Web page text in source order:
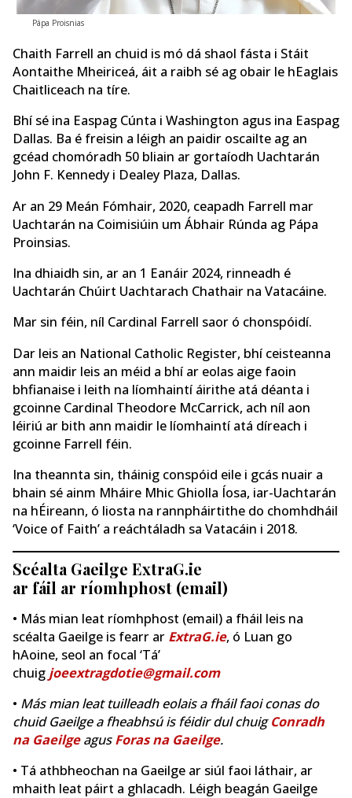
Pápa Proisnias
Chaith Farrell an chuid is mó dá shaol fásta i Stáit
Aontaithe Mheiriceá, áit a raibh sé ag obair le hEaglais
Chaitliceach na tíre.
Bhí sé ina Easpag Cúnta i Washington agus ina Easpag
Dallas. Ba é freisin a léigh an paidir oscailte ag an
gcéad chomóradh 50 bliain ar gortaíodh Uachtarán
John F. Kennedy i Dealey Plaza, Dallas.
Ar an 29 Meán Fómhair, 2020, ceapadh Farrell mar
Uachtarán na Coimisiúin um Ábhair Rúnda ag Pápa
Proinsias.
Ina dhiaidh sin, ar an 1 Eanáir 2024, rinneadh é
Uachtarán Chúirt Uachtarach Chathair na Vatacáine.
Mar sin féin, níl Cardinal Farrell saor ó chonspóidí.
Dar leis an National Catholic Register, bhí ceisteanna
ann maidir leis an méid a bhí ar eolas aige faoin
bhfianaise i leith na líomhaintí áirithe atá déanta i
gcoinne Cardinal Theodore McCarrick, ach níl aon
léiriú ar bith ann maidir le líomhaintí atá díreach i
gcoinne Farrell féin.
Ina theannta sin, tháinig conspóid eile i gcás nuair a
bhain sé ainm Mháire Mhic Ghiolla Íosa, iar-Uachtarán
na hÉireann, ó liosta na rannpháirtithe do chomhdháil
‘Voice of Faith’ a reáchtáladh sa Vatacáin i 2018.
Scéalta Gaeilge ExtraG.ie
ar fáil ar ríomhphost (email)
• Más mian leat ríomhphost (email) a fháil leis na
scéalta Gaeilge is fearr ar ExtraG.ie, ó Luan go
hAoine, seol an focal ‘Tá’
chuig joeextragdotie@gmail.com
• Más mian leat tuilleadh eolais a fháil faoi conas do
chuid Gaeilge a fheabhsú is féidir dul chuigConradh
na GaeilgeagusForas na Gaeilge.
• Tá athbheochan na Gaeilge ar siúl faoi láthair, ar
mhaith leat páirt a ghlacadh. Léigh beagán Gaeilge